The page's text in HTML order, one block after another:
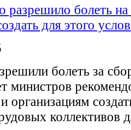
разрешило болеть
для этого
болеть за
министров
организациям
коллективов